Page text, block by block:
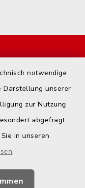
notwendige
Darstellung unserer
zur Nutzung
abgefragt.
in unseren
.